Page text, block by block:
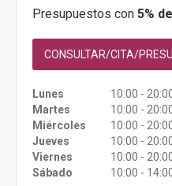
Presupuestos con 5%
CONSULTAR/CITA/
Lunes
10:00 -
Martes
10:00 -
Miércoles
10:00 -
Jueves
10:00 -
Viernes
10:00 -
Sábado
10:00 -